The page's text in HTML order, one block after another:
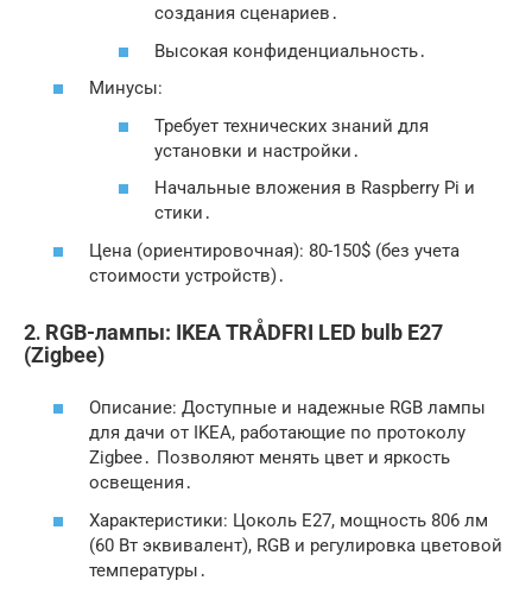
создания сценариев․
Высокая конфиденциальность․
Минусы:
Требует технических знаний для
установки и настройки․
Начальные вложения в Raspberry Pi и
стики․
Цена (ориентировочная): 80-150$ (без учета
стоимости устройств)․
2․ RGB-лампы: IKEA TRÅDFRI LED bulb E27
(Zigbee)
Описание: Доступные и надежные RGB лампы
для дачи от IKEA, работающие по протоколу
Zigbee․ Позволяют менять цвет и яркость
освещения․
Характеристики: Цоколь E27, мощность 806 лм
(60 Вт эквивалент), RGB и регулировка цветовой
температуры․